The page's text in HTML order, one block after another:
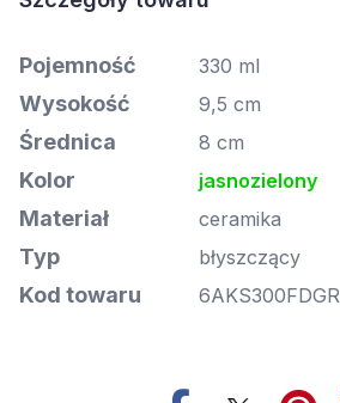
Pojemność 330 ml
Wysokość 9,5 cm
Średnica 8 cm
Kolor jasnozielony
Materiał ceramika
Typ błyszczący
Kod towaru 6AKS300FDGR